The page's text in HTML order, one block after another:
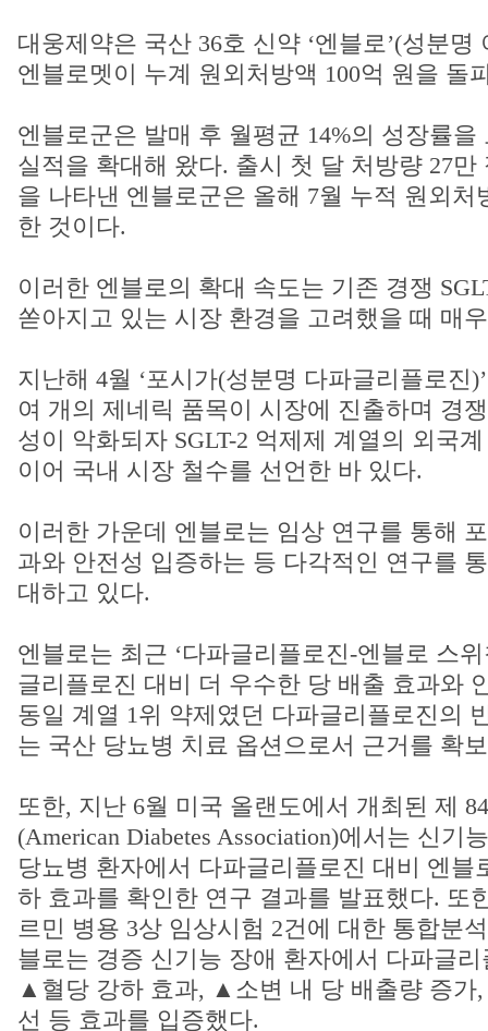
대웅제약은 국산 36호 신약 ‘엔블로’(성분
엔블로멧이 누계 원외처방액 100억 원을 돌
엔블로군은 발매 후 월평균 14%의 성장률을
실적을 확대해 왔다. 출시 첫 달 처방량 27만
을 나타낸 엔블로군은 올해 7월 누적 원외처
한 것이다.
이러한 엔블로의 확대 속도는 기존 경쟁
쏟아지고 있는 시장 환경을 고려했을 때 매
지난해 4월 ‘포시가(성분명 다파글리플로진
여 개의 제네릭 품목이 시장에 진출하며 경
성이 악화되자 SGLT-2 억제제 계열의 외국
이어 국내 시장 철수를 선언한 바 있다.
이러한 가운데 엔블로는 임상 연구를 통해
과와 안전성 입증하는 등 다각적인 연구를
대하고 있다.
엔블로는 최근 ‘다파글리플로진-엔블로 스
글리플로진 대비 더 우수한 당 배출 효과와
동일 계열 1위 약제였던 다파글리플로진의
는 국산 당뇨병 치료 옵션으로서 근거를 확
또한, 지난 6월 미국 올랜도에서 개최된 제
(American Diabetes Association)에서는 신기
당뇨병 환자에서 다파글리플로진 대비 엔블
하 효과를 확인한 연구 결과를 발표했다. 또
르민 병용 3상 임상시험 2건에 대한 통합분
블로는 경증 신기능 장애 환자에서 다파글
▲혈당 강하 효과, ▲소변 내 당 배출량 증
선 등 효과를 입증했다.